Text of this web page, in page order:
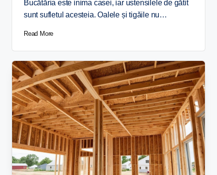
Bucătăria este inima casei, iar ustensilele de gătit
sunt sufletul acesteia. Oalele și tigăile nu…
Read More